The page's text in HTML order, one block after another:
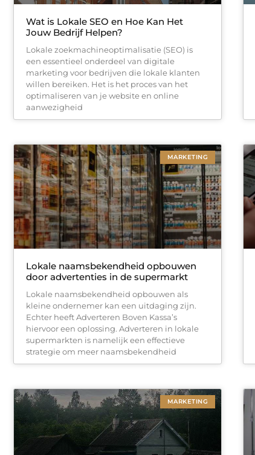
Wat is Lokale SEO en Hoe Kan Het
Jouw Bedrijf Helpen?
Lokale zoekmachineoptimalisatie (SEO) is
een essentieel onderdeel van digitale
marketing voor bedrijven die lokale klanten
willen bereiken. Het is het proces van het
optimaliseren van je website en online
aanwezigheid
MARKETING
Lokale naamsbekendheid opbouwen
door advertenties in de supermarkt
Lokale naamsbekendheid opbouwen als
kleine ondernemer kan een uitdaging zijn.
Echter heeft Adverteren Boven Kassa’s
hiervoor een oplossing. Adverteren in lokale
supermarkten is namelijk een effectieve
strategie om meer naamsbekendheid
MARKETING